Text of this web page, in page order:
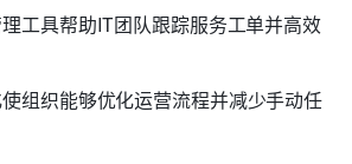
工具帮助IT团队跟踪服务工单并高效
组织能够优化运营流程并减少手动任